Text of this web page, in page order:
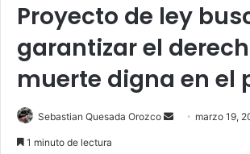
Proyecto de ley
garantizar el
muerte digna en el
Sebastian Quesada Orozco
Send marzo 19,
1 minuto de lectura